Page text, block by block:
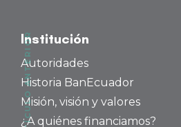
ARTÍCULO ANTERIOR
Institución
Autoridades
Historia BanEcuador
Misión, visión y valores
¿A quiénes financiamos?